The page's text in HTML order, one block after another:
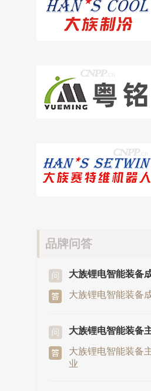
品牌问答
大族锂电智能装备
大族锂电智能装备
大族锂电智能装备
大族锂电智能装备
业